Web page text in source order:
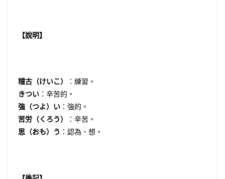
【說明】
稽古（けいこ）
：練習。
きつい ：辛苦的。
強（つよ）い ：強的。
苦労（くろう）
：辛苦。
思（おも）う ：認為、想。